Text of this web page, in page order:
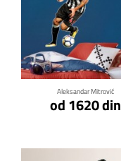
Aleksandar Mitrović
od 1620 din
Klikni za detalje